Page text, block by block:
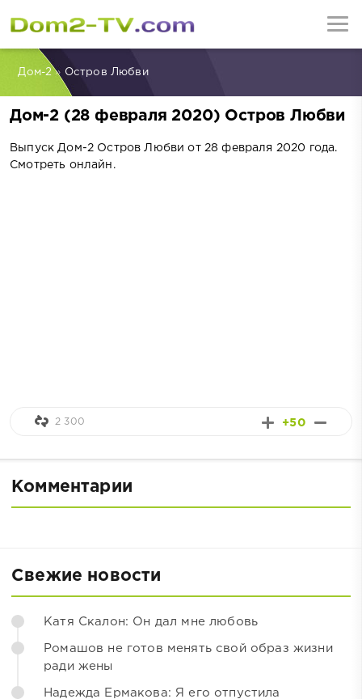
Дом-2» Остров Любви
Дом-2 (28 февраля 2020) Остров Любви
Выпуск Дом-2 Остров Любви от 28 февраля 2020 года.
Смотреть онлайн.
+50
2 300
Комментарии
Свежие новости
Катя Скалон: Он дал мне любовь
Ромашов не готов менять свой образ жизни
ради жены
Надежда Ермакова: Я его отпустила